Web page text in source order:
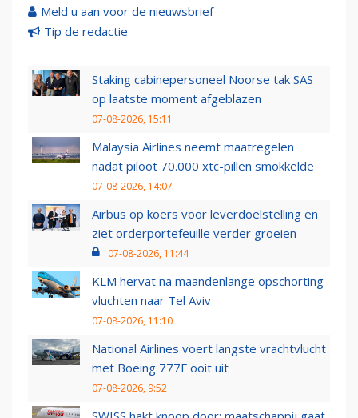
Meld u aan voor de nieuwsbrief
Tip de redactie
Staking cabinepersoneel Noorse tak SAS
op laatste moment afgeblazen
07-08-2026, 15:11
Malaysia Airlines neemt maatregelen
nadat piloot 70.000 xtc-pillen smokkelde
07-08-2026, 14:07
Airbus op koers voor leverdoelstelling en
ziet orderportefeuille verder groeien
07-08-2026, 11:44
KLM hervat na maandenlange opschorting
vluchten naar Tel Aviv
07-08-2026, 11:10
National Airlines voert langste vrachtvlucht
met Boeing 777F ooit uit
07-08-2026, 9:52